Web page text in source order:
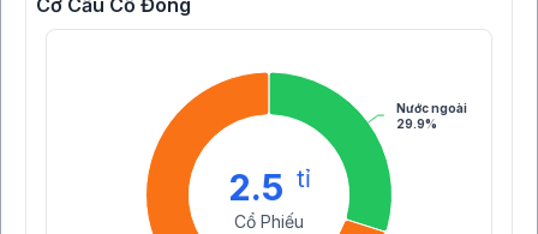
Cơ Cấu Cổ Đông
Nước ngoài
29.9%
2.5 tỉ
Cổ Phiếu